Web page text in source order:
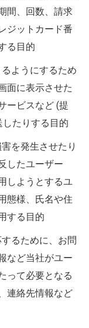
間、回数、請求
ジットカード番
る目的
ようにするため
面に表示させた
ービスなど (提
たりする目的
を発生させたり
したユーザー
しようとするユ
態様、氏名や住
する目的
るために、お問
など当社がユー
って必要となる
連絡先情報など